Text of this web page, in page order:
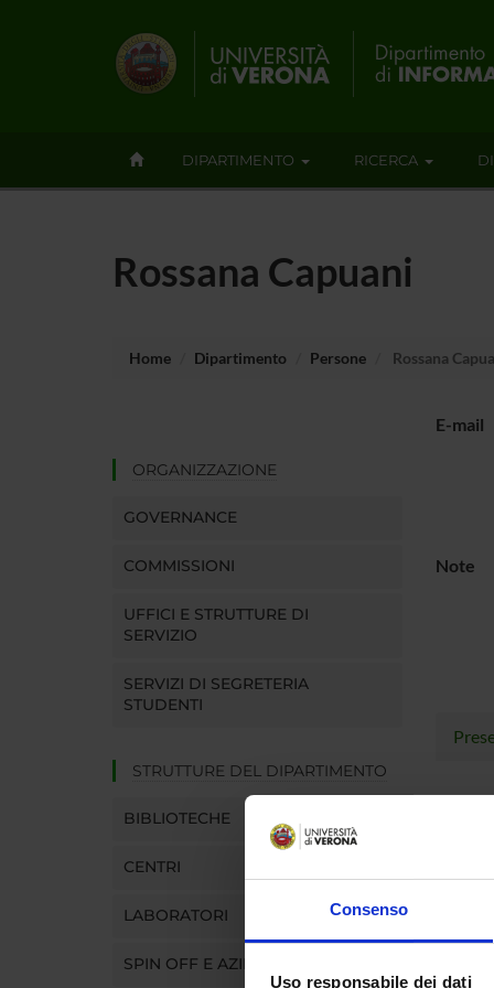
Consenso
Uso responsabile dei dati
DIPARTIMENTO RICERCA
Rossana Capuani
Home Dipartimento Persone Rossana
ORGANIZZAZIONE
GOVERNANCE
COMMISSIONI
UFFICI E STRUTTURE DI
SERVIZIO
SERVIZI DI SEGRETERIA
STUDENTI
STRUTTURE DEL DIPARTIMENTO
BIBLIOTECHE
CENTRI
LABORATORI
SPIN OFF E AZIENDE
E-mail
Note